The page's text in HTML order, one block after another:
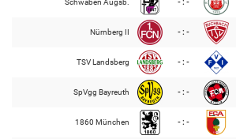
Schwaben Augsb. - : -
Nürnberg II - : -
TSV Landsberg - : -
SpVgg Bayreuth - : -
1860 München - : -